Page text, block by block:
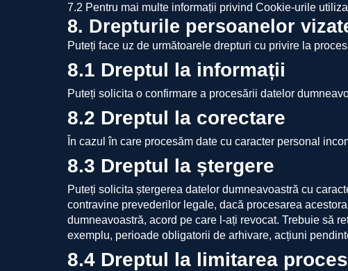
7.2 Pentru mai multe informații privind Cookie-urile
8. Drepturile persoanelor
Puteți face uz de următoarele drepturi cu privire la
8.1 Dreptul la informații
Puteți solicita o confirmare a procesării datelor
8.2 Dreptul la corectare
În cazul în care procesăm date cu caracter personal
8.3 Dreptul la ștergere
Puteți solicita ștergerea datelor dumneavoastră cu
contravine prevederilor legale, dacă procesarea
dumneavoastră, acord pe care l-ați revocat. Trebuie să
exemplu, perioade obligatorii de arhivare, acțiuni
8.4 Dreptul la limitarea